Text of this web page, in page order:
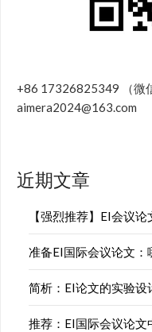
+86 17326825349 （微
aimera2024@163.com
近期文章
【强烈推荐】EI会议
准备EI国际会议论文：
简析：EI论文的实验设
推荐：EI国际会议论文